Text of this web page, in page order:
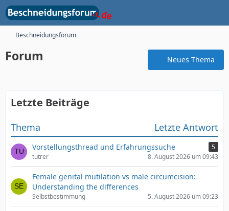
Beschneidungsforum
Forum Neues Thema
Letzte Beiträge
Thema Letzte Antwort
Vorstellungsthread und Erfahrungssuche
5
tutrer
8. August 2026 um 09:43
Female genital mutilation vs male circumcision:
Understanding the differences
Selbstbestimmung 5. August 2026 um 09:23